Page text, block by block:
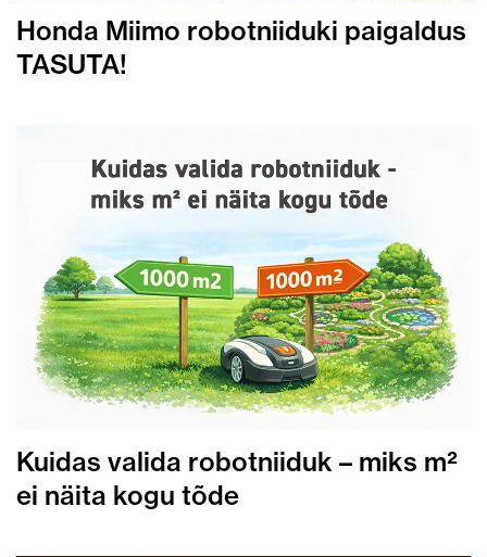
Honda Miimo robotniiduki paigaldus
TASUTA!
Kuidas valida robotniiduk – miks m²
ei näita kogu tõde